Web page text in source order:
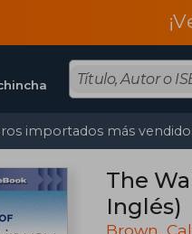
importados más
The
Inglés)
Brown,